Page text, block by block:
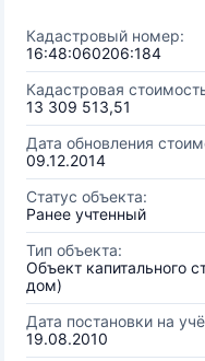
Кадастровый номер:
16:48:060206:184
Кадастровая
13 309 513,51
Дата обновления
09.12.2014
Статус объекта:
Ранее учтенный
Тип объекта:
Объект капитального
дом)
Дата постановки на
19.08.2010